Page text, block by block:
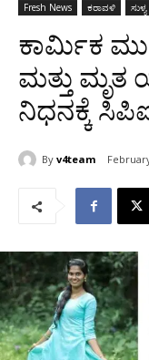
Fresh News ಕರಾವಳಿ ಸುಳ್ಯ
ಕಾರ್ಮಿಕ
ಮತ್ತು
ನಿಧನಕ್ಕೆ
By v4team